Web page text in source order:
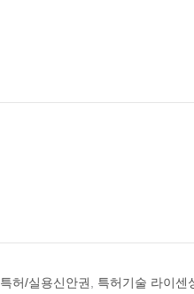
특허/실용신안권 특허기술 라이센